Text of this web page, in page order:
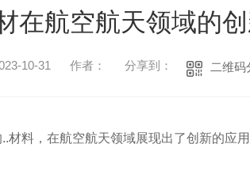
在航空航天领域的
10-31 作者： 分享到： 二维码
材料，在航空航天领域展现出了创新的应